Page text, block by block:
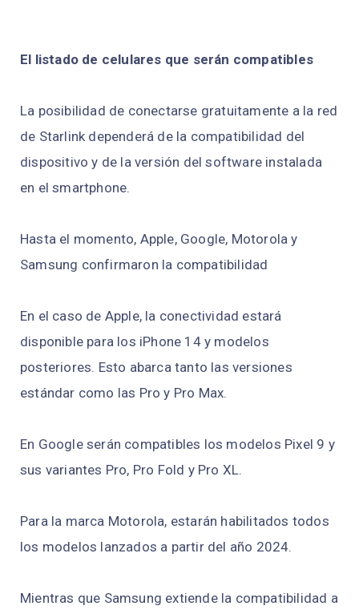
El listado de celulares que serán compatibles
La posibilidad de conectarse gratuitamente a la red
de Starlink dependerá de la compatibilidad del
dispositivo y de la versión del software instalada
en el smartphone.
Hasta el momento, Apple, Google, Motorola y
Samsung confirmaron la compatibilidad
En el caso de Apple, la conectividad estará
disponible para los iPhone 14 y modelos
posteriores. Esto abarca tanto las versiones
estándar como las Pro y Pro Max.
En Google serán compatibles los modelos Pixel 9 y
sus variantes Pro, Pro Fold y Pro XL.
Para la marca Motorola, estarán habilitados todos
los modelos lanzados a partir del año 2024.
Mientras que Samsung extiende la compatibilidad a